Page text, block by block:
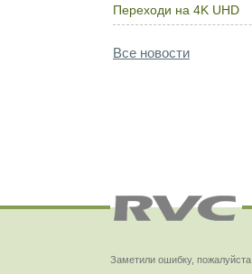
Переходи на 4K UHD
Все новости
Заметили ошибку, пожалуйста